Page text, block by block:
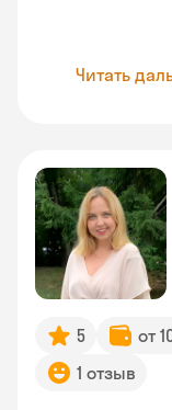
Читать
5 от
1 отзыв